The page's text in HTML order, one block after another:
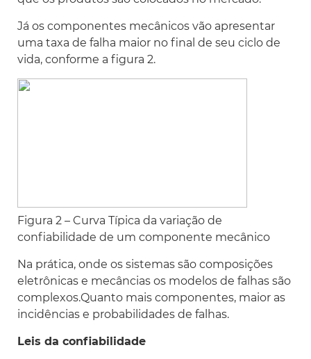
Já os componentes mecânicos vão apresentar
uma taxa de falha maior no final de seu ciclo de
vida, conforme a figura 2.
Figura 2 – Curva Típica da variação de
confiabilidade de um componente mecânico
Na prática, onde os sistemas são composições
eletrônicas e mecâncias os modelos de falhas são
complexos.Quanto mais componentes, maior as
incidências e probabilidades de falhas.
Leis da confiabilidade